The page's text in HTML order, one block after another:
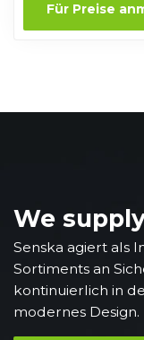
Für Preise
We
Senska agiert als
Sortiments an
kontinuierlich in
modernes Design.